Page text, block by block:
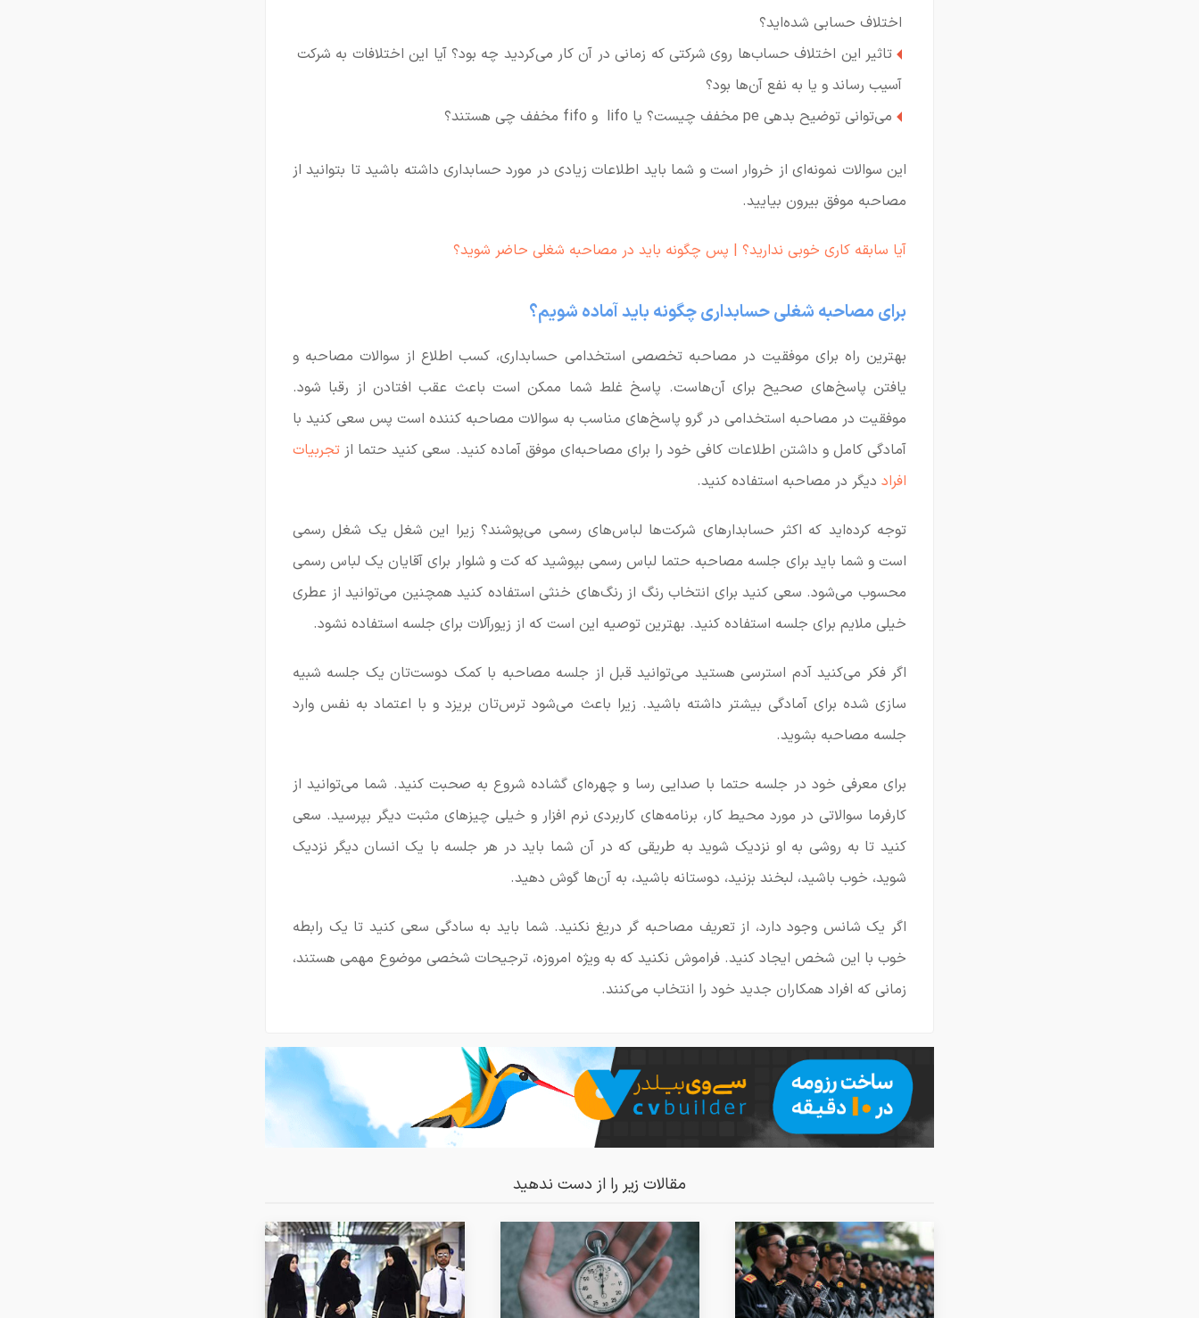
اختلاف حسابی شده‌اید؟
تاثیر این اختلاف حساب‌ها روی شرکتی که زمانی در آن کار می‌کردید چه بود؟ آیا این اختلافات به شرکت
آسیب رساند و یا به نفع آن‌ها بود؟
می‌توانی توضیح بدهی pe مخفف چیست؟ یا lifo و fifo مخفف چی هستند؟
این سوالات نمونه‌ای از خروار است و شما باید اطلاعات زیادی در مورد حسابداری داشته باشید تا بتوانید از
مصاحبه موفق بیرون بیایید.
آیا سابقه کاری خوبی ندارید؟ | پس چگونه باید در مصاحبه شغلی حاضر شوید؟
برای مصاحبه شغلی حسابداری چگونه باید آماده شویم؟
بهترین راه برای موفقیت در مصاحبه تخصصی استخدامی حسابداری، کسب اطلاع از سوالات مصاحبه و
یافتن پاسخ‌های صحیح برای آن‌هاست. پاسخ غلط شما ممکن است باعث عقب افتادن از رقبا شود.
موفقیت در مصاحبه استخدامی در گرو پاسخ‌های مناسب به سوالات مصاحبه کننده است پس سعی کنید با
آمادگی کامل و داشتن اطلاعات کافی خود را برای مصاحبه‌ای موفق آماده کنید. سعی کنید حتما از تجربیات
افراد دیگر در مصاحبه استفاده کنید.
توجه کرده‌اید که اکثر حسابدارهای شرکت‌ها لباس‌های رسمی می‌پوشند؟ زیرا این شغل یک شغل رسمی
است و شما باید برای جلسه مصاحبه حتما لباس رسمی بپوشید که کت و شلوار برای آقایان یک لباس رسمی
محسوب می‌شود. سعی کنید برای انتخاب رنگ از رنگ‌های خنثی استفاده کنید همچنین می‌توانید از عطری
خیلی ملایم برای جلسه استفاده کنید. بهترین توصیه این است که از زیورآلات برای جلسه استفاده نشود.
اگر فکر می‌کنید آدم استرسی هستید می‌توانید قبل از جلسه مصاحبه با کمک دوست‌تان یک جلسه شبیه
سازی شده برای آمادگی بیشتر داشته باشید. زیرا باعث می‌شود ترس‌تان بریزد و با اعتماد به نفس وارد
جلسه مصاحبه بشوید.
برای معرفی خود در جلسه حتما با صدایی رسا و چهره‌ای گشاده شروع به صحبت کنید. شما می‌توانید از
کارفرما سوالاتی در مورد محیط کار، برنامه‌های کاربردی نرم افزار و خیلی چیزهای مثبت دیگر بپرسید. سعی
کنید تا به روشی به او نزدیک شوید به طریقی که در آن شما باید در هر جلسه با یک انسان دیگر نزدیک
شوید، خوب باشید، لبخند بزنید، دوستانه باشید، به آن‌ها گوش دهید.
اگر یک شانس وجود دارد، از تعریف مصاحبه گر دریغ نکنید. شما باید به سادگی سعی کنید تا یک رابطه
خوب با این شخص ایجاد کنید. فراموش نکنید که به ویژه امروزه، ترجیحات شخصی موضوع مهمی هستند،
زمانی که افراد همکاران جدید خود را انتخاب می‌کنند.
مقالات زیر را از دست ندهید